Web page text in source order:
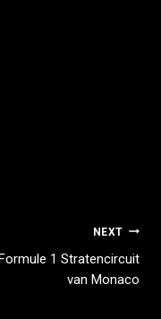
NEXT
1 Stratencircuit
van Monaco